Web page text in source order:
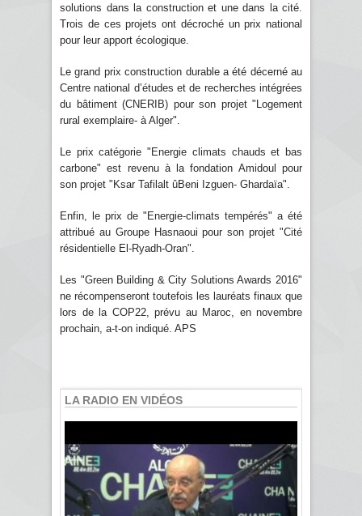
solutions dans la construction et une dans la cité.
Trois de ces projets ont décroché un prix national
pour leur apport écologique.
Le grand prix construction durable a été décerné au
Centre national d’études et de recherches intégrées
du bâtiment (CNERIB) pour son projet "Logement
rural exemplaire- à Alger".
Le prix catégorie "Energie climats chauds et bas
carbone" est revenu à la fondation Amidoul pour
son projet "Ksar Tafilalt ûBeni Izguen- Ghardaïa".
Enfin, le prix de "Energie-climats tempérés" a été
attribué au Groupe Hasnaoui pour son projet "Cité
résidentielle El-Ryadh-Oran".
Les "Green Building & City Solutions Awards 2016"
ne récompenseront toutefois les lauréats finaux que
lors de la COP22, prévu au Maroc, en novembre
prochain, a-t-on indiqué. APS
LA RADIO EN VIDÉOS